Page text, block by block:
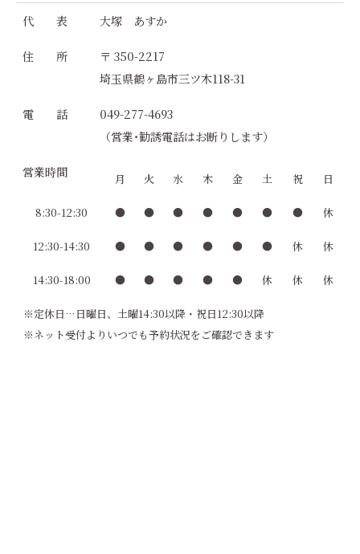
代 表 大塚 あすか
住 所
〒 350-2217
埼玉県鶴ヶ島市三ツ木118-31
電 話
049-277-4693
（営業･勧誘電話はお断りします）
営業時間 月 火 水 木 金 土 祝 日
8:30-12:30 ● ● ● ● ● ● ● 休
12:30-14:30 ● ● ● ● ● ● 休 休
14:30-18:00 ● ● ● ● ● 休 休 休
※定休日…日曜日、土曜14:30以降・祝日12:30以降
※ネット受付よりいつでも予約状況をご確認できます